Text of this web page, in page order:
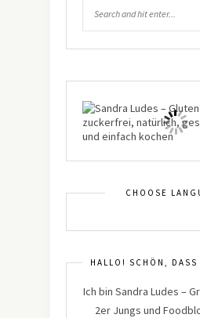
CHOOSE
HALLO! SCHÖN, DASS
Ich bin Sandra Ludes –
2er Jungs und